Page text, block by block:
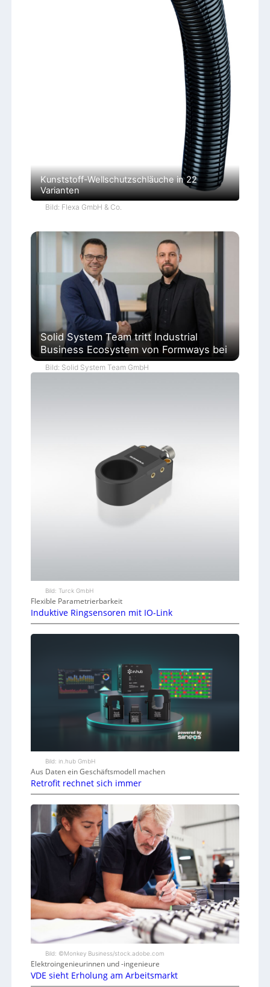
Kunststoff-Wellschutzschläuche in 22
Varianten
Bild: Flexa GmbH & Co.
Solid System Team tritt Industrial
Business Ecosystem von Formways bei
Bild: Solid System Team GmbH
Bild: Turck GmbH
Flexible Parametrierbarkeit
Induktive Ringsensoren mit IO-Link
Bild: in.hub GmbH
Aus Daten ein Geschäftsmodell machen
Retrofit rechnet sich immer
Bild: ©Monkey Business/stock.adobe.com
Elektroingenieurinnen und -ingenieure
VDE sieht Erholung am Arbeitsmarkt